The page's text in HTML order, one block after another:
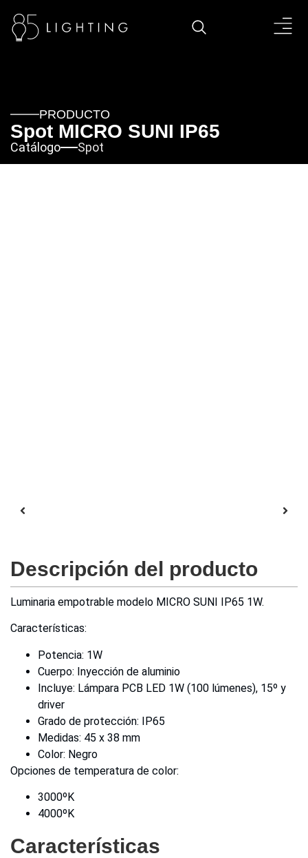
PRODUCTO
Spot MICRO SUNI IP65
Catálogo Spot
Descripción del producto
Luminaria empotrable modelo MICRO SUNI IP65 1W.
Características:
Potencia: 1W
Cuerpo: Inyección de aluminio
Incluye: Lámpara PCB LED 1W (100 lúmenes), 15º y
driver
Grado de protección: IP65
Medidas: 45 x 38 mm
Color: Negro
Opciones de temperatura de color:
3000ºK
4000ºK
Características